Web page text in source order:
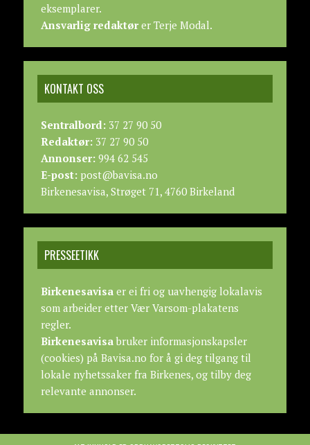
eksemplarer.
Ansvarlig redaktører Terje Modal.
KONTAKT OSS
Sentralbord:37 27 90 50
Redaktør:37 27 90 50
Annonser:994 62 545
E-post:post@bavisa.no
Birkenesavisa, Strøget 71, 4760 Birkeland
PRESSEETIKK
Birkenesavisaer ei fri og uavhengig lokalavis
som arbeider etter Vær Varsom-plakatens
regler.
Birkenesavisabruker informasjonskapsler
(cookies) på Bavisa.no for å gi deg tilgang til
lokale nyhetssaker fra Birkenes, og tilby deg
relevante annonser.